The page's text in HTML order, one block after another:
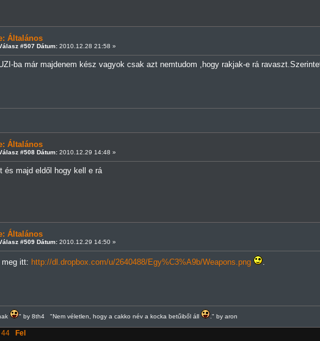
Általános
#507 Dátum:2010.12.28 21:58 »
ba már majdenem kész vagyok csak azt nemtudom ,hogy rakjak-e rá
Általános
#508 Dátum:2010.12.29 14:48 »
és majd eldől hogy kell e rá
Általános
#509 Dátum:2010.12.29 14:50 »
itt: http://dl.dropbox.com/u/2640488/Egy%C3%A9b/Weapons.png .
" by 8th4 "Nem véletlen, hogy a cakko név a kocka betűiből áll ." by aron
44 Fel